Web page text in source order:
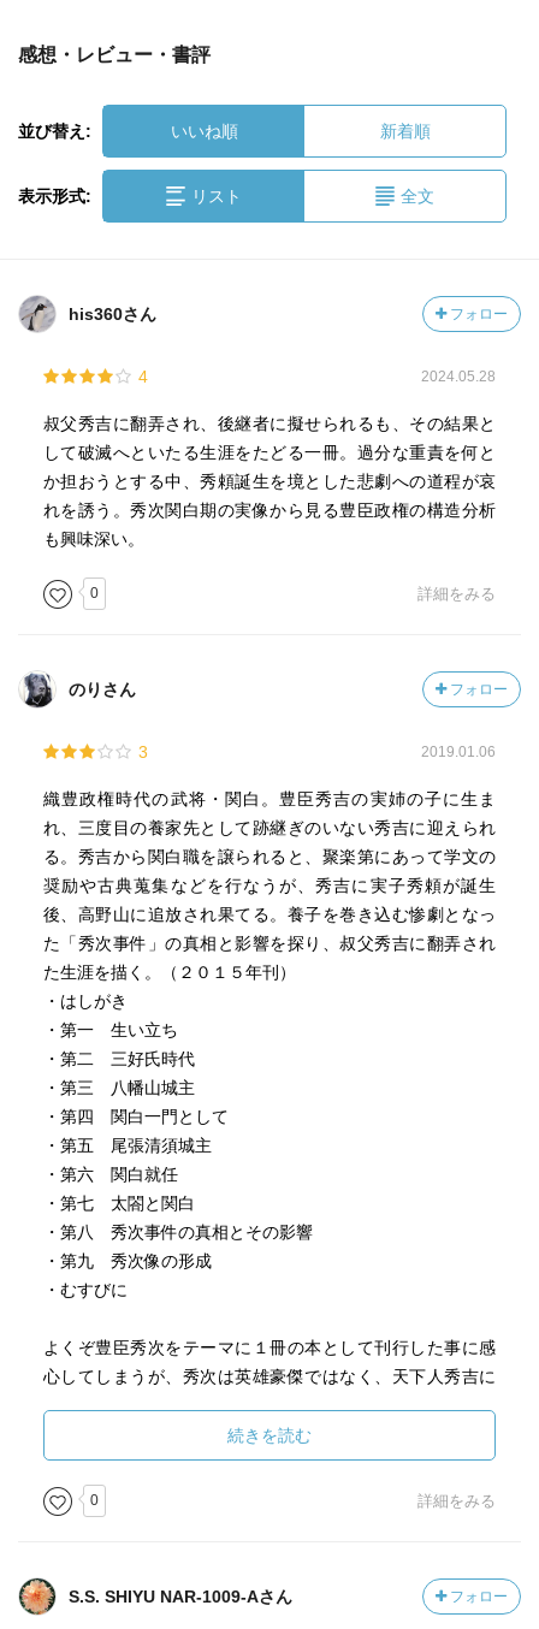
感想・レビュー・書評
並び替え: いいね順 新着順
表示形式: リスト 全文
his360さん フォロー
4 2024.05.28
叔父秀吉に翻弄され、後継者に擬せられるも、その結果と
して破滅へといたる生涯をたどる一冊。過分な重責を何と
か担おうとする中、秀頼誕生を境とした悲劇への道程が哀
れを誘う。秀次関白期の実像から見る豊臣政権の構造分析
も興味深い。
0 詳細をみる
のりさん フォロー
3 2019.01.06
織豊政権時代の武将・関白。豊臣秀吉の実姉の子に生ま
れ、三度目の養家先として跡継ぎのいない秀吉に迎えられ
る。秀吉から関白職を譲られると、聚楽第にあって学文の
奨励や古典蒐集などを行なうが、秀吉に実子秀頼が誕生
後、高野山に追放され果てる。養子を巻き込む惨劇となっ
た「秀次事件」の真相と影響を探り、叔父秀吉に翻弄され
た生涯を描く。（２０１５年刊）
・はしがき
・第一 生い立ち
・第二 三好氏時代
・第三 八幡山城主
・第四 関白一門として
・第五 尾張清須城主
・第六 関白就任
・第七 太閤と関白
・第八 秀次事件の真相とその影響
・第九 秀次像の形成
・むすびに
よくぞ豊臣秀次をテーマに１冊の本として刊行した事に感
心してしまうが、秀次は英雄豪傑ではなく、天下人秀吉に
秀吉が敷いたレールを行こうとするが上手く出来ない、お
のれの器量を超えた役割を強要される、あげくに、地位を
脅かされ自死に至るといった一生は、悲劇としか言い様が
なく、運命について考えさせられる内容であった。
続きを読む
0 詳細をみる
S.S. SHIYU NAR-1009-Aさん フォロー